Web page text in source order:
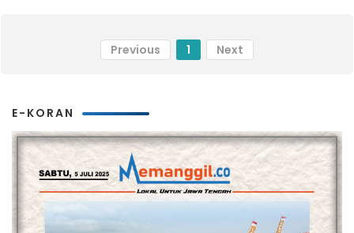
Previous 1 Next
E-KORAN